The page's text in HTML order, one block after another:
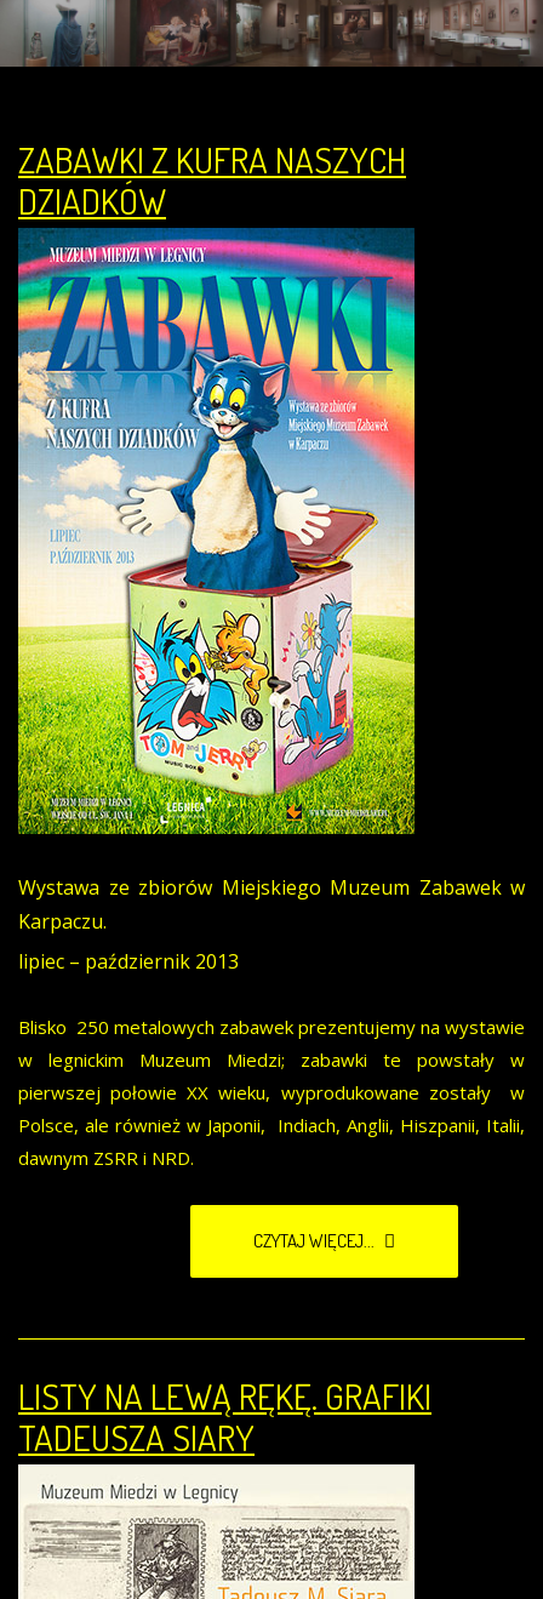
ZABAWKI Z KUFRA NASZYCH
DZIADKÓW
Wystawa ze zbiorów Miejskiego Muzeum Zabawek w
Karpaczu.
lipiec – październik 2013
Blisko 250 metalowych zabawek prezentujemy na wystawie
w legnickim Muzeum Miedzi; zabawki te powstały w
pierwszej połowie XX wieku, wyprodukowane zostały w
Polsce, ale również w Japonii, Indiach, Anglii, Hiszpanii, Italii,
dawnym ZSRR i NRD.
CZYTAJ WIĘCEJ...
LISTY NA LEWĄ RĘKĘ. GRAFIKI
TADEUSZA SIARY